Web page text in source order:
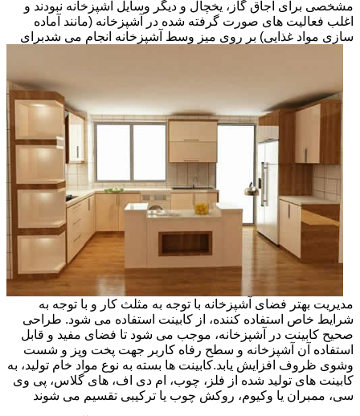
مشخصی برای اجاق گاز، یخچال و دیگر وسایل آشپزخانه نبودند و
اغلب فعالیت های صورت گرفته شده در آشپزخانه (مانند آماده
سازی مواد غذایی) بر روی میز وسط آشپزخانه انجام می شدبرای
مدیریت بهتر فضای آشپزخانه با توجه به مثلث کار و با توجه به
شرایط خاص استفاده کننده، از کابینت استفاده می شود. طراحی
صحیح کابینت در آشپزخانه، موجب می شود تا فضای مفید و قابل
استفاده آن آشپزخانه و سطح رفاه کاربر جهت پخت وپز و شست
وشوی ظروف افزایش یابد.کابینت ها بسته به نوع مواد خام تولید، به
کابینت های تولید شده از فلز، چوب، ام دی اف، های گلاس، پی وی
سی، ممبران یا وکیوم، روکش چوب یا ترکیبی تقسیم می شوند